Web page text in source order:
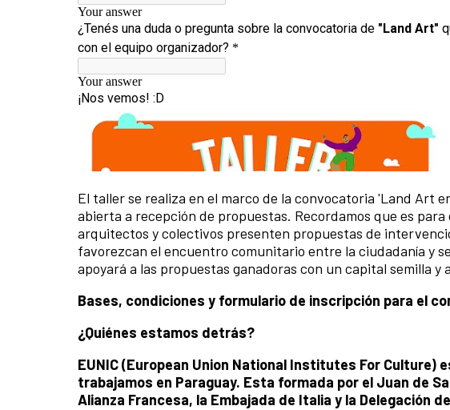
El taller se realiza en el marco de la convocatoria 'Land Art
abierta a recepción de propuestas. Recordamos que es
arquitectos y colectivos presenten propuestas de
favorezcan el encuentro comunitario entre la ciudadanía y
apoyará a las propuestas ganadoras con un capital semilla y
Bases, condiciones y formulario de inscripción para el
¿Quiénes estamos detrás?
EUNIC (European Union National Institutes For
trabajamos en Paraguay. Esta formada por el Juan de
Alianza Francesa, la Embajada de Italia y la Delegación